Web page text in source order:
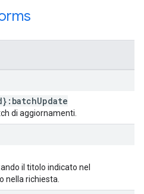
Update
di aggiornamenti.
il titolo indicato nel
nella richiesta.